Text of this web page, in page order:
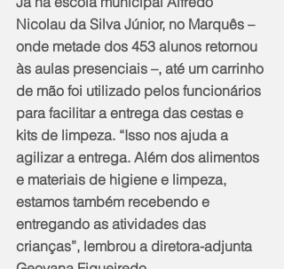
Nicolau da Silva Júnior, no Marquês –
onde metade dos 453 alunos retornou
às aulas presenciais –, até um carrinho
de mão foi utilizado pelos funcionários
para facilitar a entrega das cestas e
kits de limpeza. “Isso nos ajuda a
agilizar a entrega. Além dos alimentos
e materiais de higiene e limpeza,
estamos também recebendo e
entregando as atividades das
crianças”, lembrou a diretora-adjunta